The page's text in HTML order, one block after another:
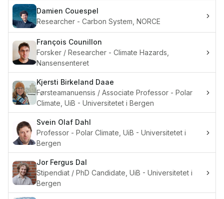
Damien Couespel
Researcher - Carbon System, NORCE
François Counillon
Forsker / Researcher - Climate Hazards,
Nansensenteret
Kjersti Birkeland Daae
Førsteamanuensis / Associate Professor - Polar
Climate, UiB - Universitetet i Bergen
Svein Olaf Dahl
Professor - Polar Climate, UiB - Universitetet i
Bergen
Jor Fergus Dal
Stipendiat / PhD Candidate, UiB - Universitetet i
Bergen